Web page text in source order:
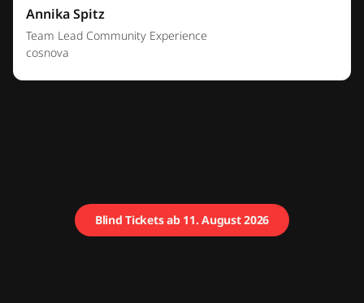
Annika Spitz
Team Lead Community Experience
cosnova
Blind Tickets ab 11. August 2026